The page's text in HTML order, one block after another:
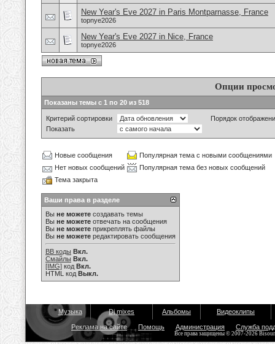
New Year's Eve 2027 in Paris Montparnasse, France
topnye2026
New Year's Eve 2027 in Nice, France
topnye2026
Опции
Показаны темы с 1 по 20 из 518
Критерий сортировки
Порядок
Показать
Новые сообщения
Популярная тема с новыми сообщениями
Нет новых сообщений
Популярная тема без новых сообщений
Тема закрыта
Ваши права в разделе
Вы не можете создавать темы
Вы не можете отвечать на сообщения
Вы не можете прикреплять файлы
Вы не можете редактировать сообщения
BB коды Вкл.
Смайлы Вкл.
[IMG] код Вкл.
HTML код Выкл.
Музыка Dj mixes Альбомы Видеоклипы
Реклама на сайте Помощь Администрация Служба
Все права защищены © 2007-2026